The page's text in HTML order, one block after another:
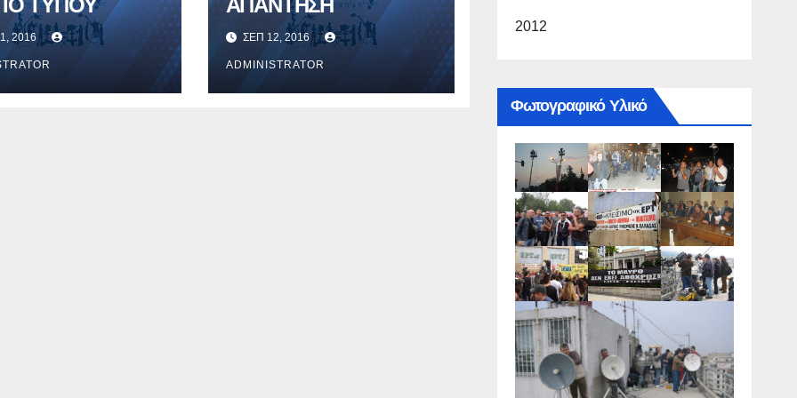
2016 ΣΕΠ 12, 2016
ADMINISTRATOR
2012
Φωτογραφικό Υλικό